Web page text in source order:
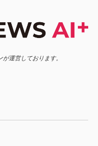
が運営しております。